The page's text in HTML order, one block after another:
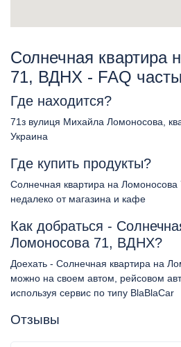
Солнечная квартира
71, ВДНХ - FAQ
Где находится?
71з вулиця Михайла Ломоносова,
Украина
Где купить продукты?
Солнечная квартира на
недалеко от магазина и кафе
Как добраться -
Ломоносова 71, ВДНХ?
Доехать - Солнечная квартира на
можно на своем автом, рейсовом
используя сервис по типу BlaBlaCar
Отзывы